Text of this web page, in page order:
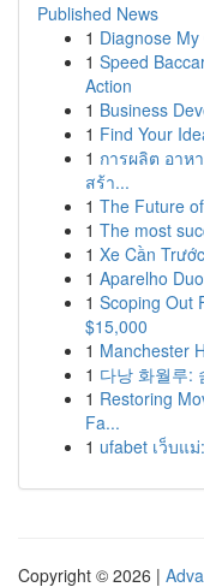
Published News
1 Diagnose
1 Speed
Action
1 Business
1 Find Your
1 การผลิต อาห
สร้า...
1 The Future
1 The most
1 Xe Cần
1 Aparelho
1 Scoping Out
$15,000
1 Manchester
1 다낭 화월루:
1 Restoring
Fa...
1 ufabet เว็บแ
Copyright © 2026 |